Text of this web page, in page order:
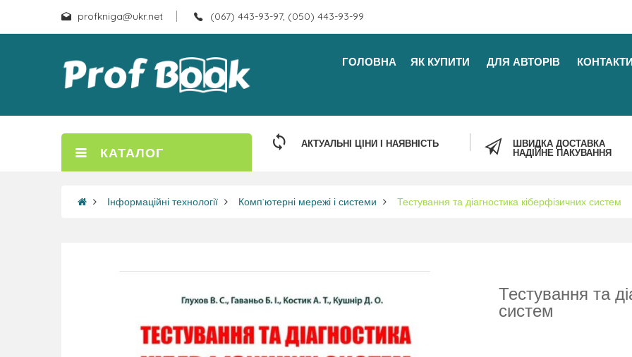
profkniga@ukr.net (067) 443-93-97, (050) 443-93-99
ГОЛОВНА ЯК КУПИТИ ДЛЯ АВТОРІВ
КАТАЛОГ
АКТУАЛЬНІ ЦІНИ І НАЯВНІСТЬ
ШВИДКА ДОСТАВКА
НАДІЙНЕ ПАКУВАННЯ
Інформаційні технології Комп`ютерні мережі і системи Тестування та діагностика кіберфізичних систем
Тестування та
систем